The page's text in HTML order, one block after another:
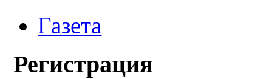
Газета
Регистрация